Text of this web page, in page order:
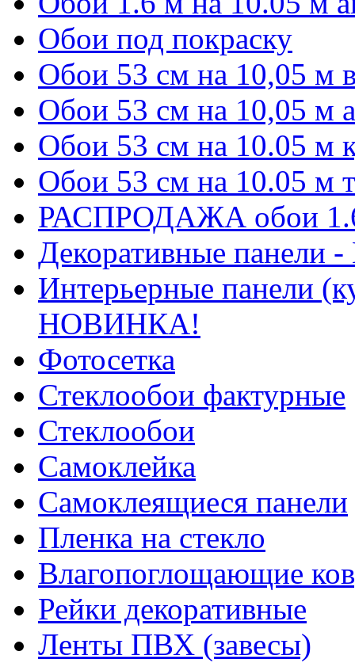
Обои под покраску
Обои 53 см на 10,05 м
Обои 53 см на 10,05 м
Обои 53 см на 10.05 м
Обои 53 см на 10.05 м
РАСПРОДАЖА обои
Декоративные
Интерьерные панели
НОВИНКА!
Фотосетка
Стеклообои фактурные
Стеклообои
Самоклейка
Самоклеящиеся панели
Пленка на стекло
Влагопоглощающие
Рейки декоративные
Ленты ПВХ (завесы)